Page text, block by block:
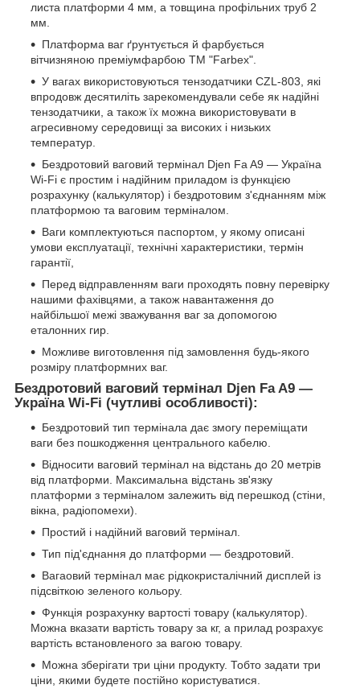
листа платформи 4 мм, а товщина профільних труб 2
мм.
Платформа ваг ґрунтується й фарбується
вітчизняною преміумфарбою ТМ "Farbex".
У вагах використовуються тензодатчики CZL-803, які
впродовж десятиліть зарекомендували себе як надійні
тензодатчики, а також їх можна використовувати в
агресивному середовищі за високих і низьких
температур.
Бездротовий ваговий термінал Djen Fa A9 — Україна
Wi-Fi є простим і надійним приладом із функцією
розрахунку (калькулятор) і бездротовим з'єднанням між
платформою та ваговим терміналом.
Ваги комплектуються паспортом, у якому описані
умови експлуатації, технічні характеристики, термін
гарантії,
Перед відправленням ваги проходять повну перевірку
нашими фахівцями, а також навантаження до
найбільшої межі зважування ваг за допомогою
еталонних гир.
Можливе виготовлення під замовлення будь-якого
розміру платформних ваг.
Бездротовий ваговий термінал Djen Fa A9 —
Україна Wi-Fi (чутливі особливості):
Бездротовий тип термінала дає змогу переміщати
ваги без пошкодження центрального кабелю.
Відносити ваговий термінал на відстань до 20 метрів
від платформи. Максимальна відстань зв'язку
платформи з терміналом залежить від перешкод (стіни,
вікна, радіопомехи).
Простий і надійний ваговий термінал.
Тип під'єднання до платформи — бездротовий.
Вагаовий термінал має рідкокристалічний дисплей із
підсвіткою зеленого кольору.
Функція розрахунку вартості товару (калькулятор).
Можна вказати вартість товару за кг, а прилад розрахує
вартість встановленого за вагою товару.
Можна зберігати три ціни продукту. Тобто задати три
ціни, якими будете постійно користуватися.